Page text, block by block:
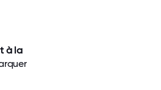
à la